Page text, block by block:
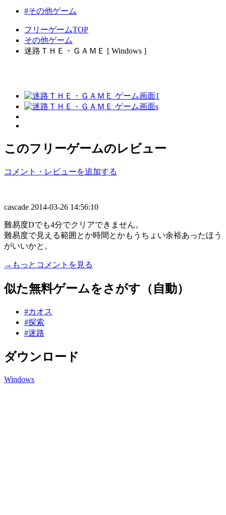
#その他ゲーム
フリーゲームTOP
その他ゲーム
迷路ＴＨＥ・ＧＡＭＥ [ Windows ]
このフリーゲームのレビュー
コメント・レビューを追加する
cascade 2014-03-26 14:56:10
難易度Dでも4分でクリアできません。
難易度で見える範囲とか時間とかもうちょい余裕あったほう
がいいかと。
→もっとコメントを見る
似た無料ゲームをさがす（自動）
#カオス
#探索
#迷路
ダウンロード
Windows